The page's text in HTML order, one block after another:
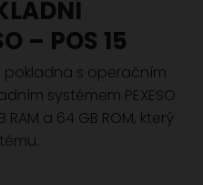
– POS 15
s operačním
systémem PEXESO
a 64 GB ROM, který